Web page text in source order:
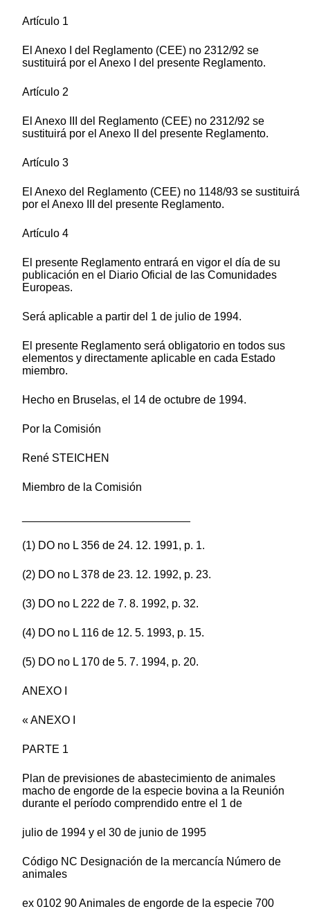
Artículo 1
El Anexo I del Reglamento (CEE) no 2312/92 se
sustituirá por el Anexo I del presente Reglamento.
Artículo 2
El Anexo III del Reglamento (CEE) no 2312/92 se
sustituirá por el Anexo II del presente Reglamento.
Artículo 3
El Anexo del Reglamento (CEE) no 1148/93 se sustituirá
por el Anexo III del presente Reglamento.
Artículo 4
El presente Reglamento entrará en vigor el día de su
publicación en el Diario Oficial de las Comunidades
Europeas.
Será aplicable a partir del 1 de julio de 1994.
El presente Reglamento será obligatorio en todos sus
elementos y directamente aplicable en cada Estado
miembro.
Hecho en Bruselas, el 14 de octubre de 1994.
Por la Comisión
René STEICHEN
Miembro de la Comisión
(1) DO no L 356 de 24. 12. 1991, p. 1.
(2) DO no L 378 de 23. 12. 1992, p. 23.
(3) DO no L 222 de 7. 8. 1992, p. 32.
(4) DO no L 116 de 12. 5. 1993, p. 15.
(5) DO no L 170 de 5. 7. 1994, p. 20.
ANEXO I
« ANEXO I
PARTE 1
Plan de previsiones de abastecimiento de animales
macho de engorde de la especie bovina a la Reunión
durante el período comprendido entre el 1 de
julio de 1994 y el 30 de junio de 1995
Código NC Designación de la mercancía Número de
animales
ex 0102 90 Animales de engorde de la especie 700